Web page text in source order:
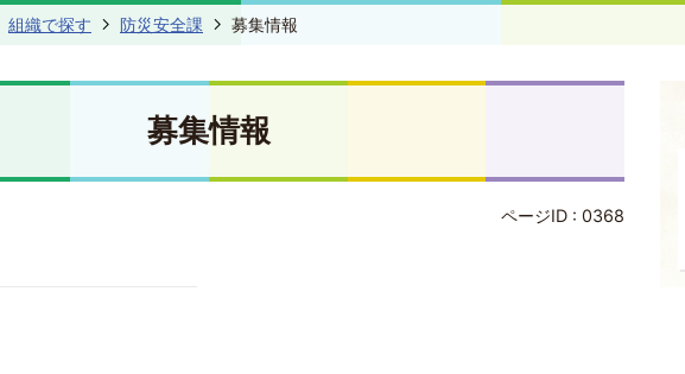
組織で探す 防災安全課 募集情報
募集情報
ページID : 0368